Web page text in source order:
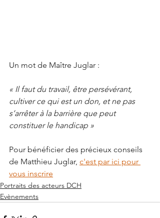
Un mot de Maître Juglar :
« Il faut du travail, être persévérant,
cultiver ce qui est un don, et ne pas
s’arrêter à la barrière que peut
constituer le handicap »
Pour bénéficier des précieux conseils
de Matthieu Juglar, c'est par ici pour
vous inscrire
Portraits des acteurs DCH
Evènements